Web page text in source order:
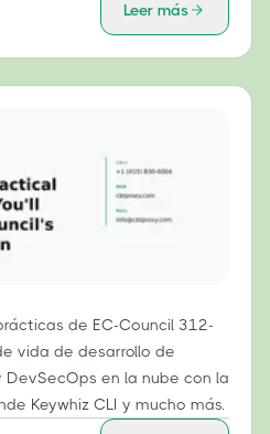
Leer más
de EC-Council 312-
vida de desarrollo de
DevSecOps en la nube con la
Keywhiz CLI y mucho más.